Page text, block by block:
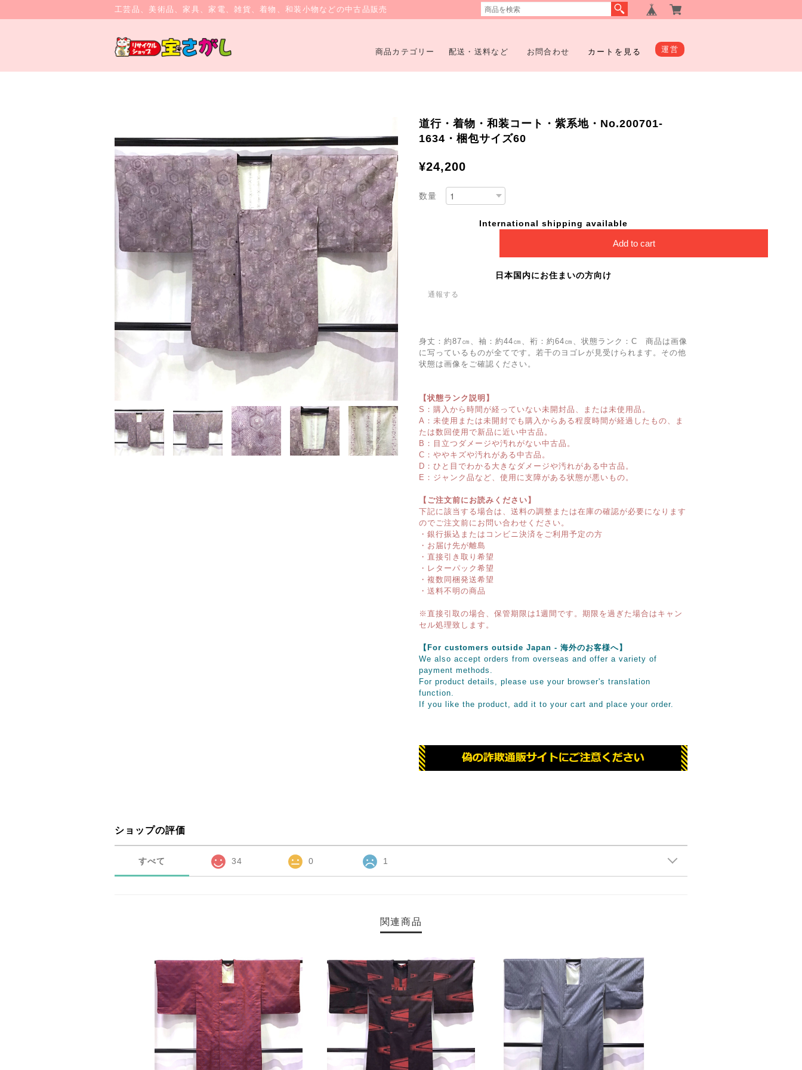
工芸品、美術品、家具、家電、雑貨、着物、和装小物などの中古品販売
商品カテゴリー 配送・送料など お問合わせ カートを見る 運営
道行・着物・和装コート・紫系地・No.200701-
1634・梱包サイズ60
¥24,200
数量
International shipping available
Add to cart
日本国内にお住まいの方向け
通報する
身丈：約87㎝、袖：約44㎝、裄：約64㎝、状態ランク：C 商品は画像
に写っているものが全てです。若干のヨゴレが見受けられます。その他
状態は画像をご確認ください。
【状態ランク説明】
S：購入から時間が経っていない未開封品、または未使用品。
A：未使用または未開封でも購入からある程度時間が経過したもの、ま
たは数回使用で新品に近い中古品。
B：目立つダメージや汚れがない中古品。
C：ややキズや汚れがある中古品。
D：ひと目でわかる大きなダメージや汚れがある中古品。
E：ジャンク品など、使用に支障がある状態が悪いもの。
【ご注文前にお読みください】
下記に該当する場合は、送料の調整または在庫の確認が必要になります
のでご注文前にお問い合わせください。
・銀行振込またはコンビニ決済をご利用予定の方
・お届け先が離島
・直接引き取り希望
・レターパック希望
・複数同梱発送希望
・送料不明の商品
※直接引取の場合、保管期限は1週間です。期限を過ぎた場合はキャン
セル処理致します。
【For customers outside Japan - 海外のお客様へ】
We also accept orders from overseas and offer a variety of
payment methods.
For product details, please use your browser's translation
function.
If you like the product, add it to your cart and place your order.
ショップの評価
すべて 34 0 1
関連商品